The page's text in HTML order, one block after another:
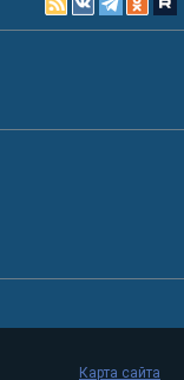
Карта сайта